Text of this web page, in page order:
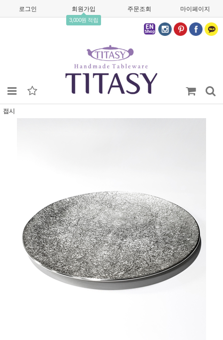
로그인 회원가입
3,000원 적립
주문조회 마이페이지
접시